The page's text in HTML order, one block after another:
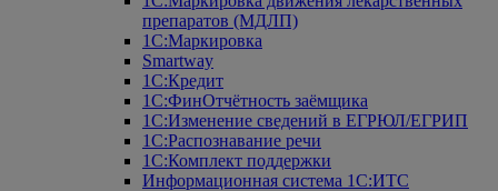
препаратов (МДЛП)
1С:Маркировка
Smartway
1С:Кредит
1С:ФинОтчётность заёмщика
1С:Изменение сведений в ЕГРЮЛ/ЕГРИП
1С:Распознавание речи
1С:Комплект поддержки
Информационная система 1С:ИТС